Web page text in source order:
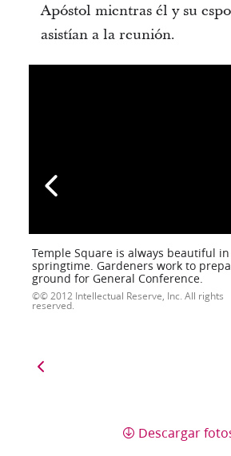
Apóstol mientras él y su
asistían a la reunión.
Temple Square is always beautiful
springtime. Gardeners work to
ground for General Conference.
© 2012 Intellectual Reserve, Inc. All rights
reserved.
Descargar